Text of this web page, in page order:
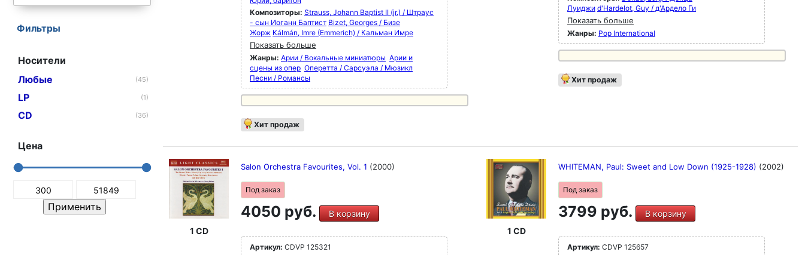
Фильтры
Носители
Любые
(45)
LP (1)
CD (36)
Цена
Композиторы: Strauss, Johann Baptist II (jr.) / Штраус
- сын Иоганн Баптист Bizet, Georges / Бизе
Жорж Kálmán, Imre (Emmerich) / Кальман Имре
Показать больше
Жанры: Арии / Вокальные миниатюры Арии и
сцены из опер Оперетта / Сарсуэла / Мюзикл
Песни / Романсы
Хит продаж
Луиджи d'Hardelot, Guy / д'Ардело Ги
Показать больше
Жанры: Pop International
Хит продаж
1 CD
Salon Orchestra Favourites, Vol. 1 (2000)
Под заказ
4050 руб. В корзину
Артикул: CDVP 125321
1 CD
WHITEMAN, Paul: Sweet and Low Down (1925-1928) (2002)
Под заказ
3799 руб. В корзину
Артикул: CDVP 125657